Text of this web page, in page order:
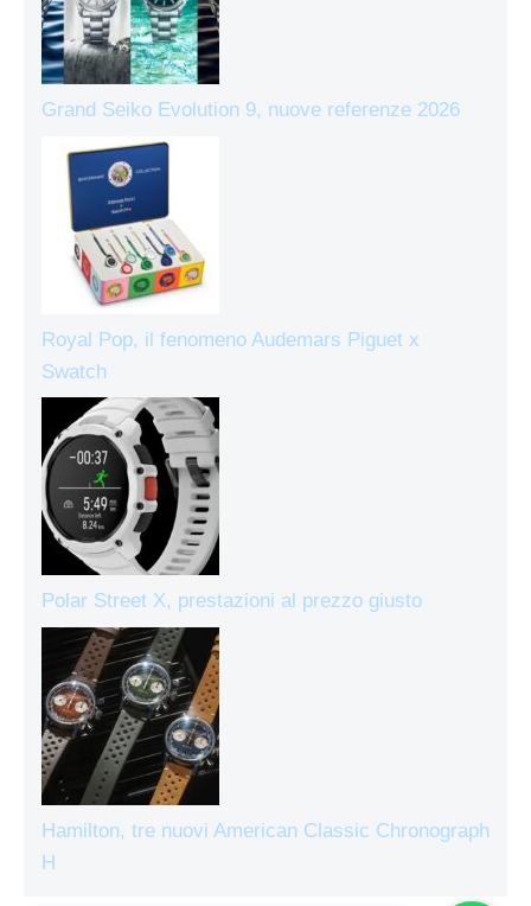
Grand Seiko Evolution 9, nuove referenze 2026
Royal Pop, il fenomeno Audemars Piguet x
Swatch
Polar Street X, prestazioni al prezzo giusto
Hamilton, tre nuovi American Classic Chronograph
H